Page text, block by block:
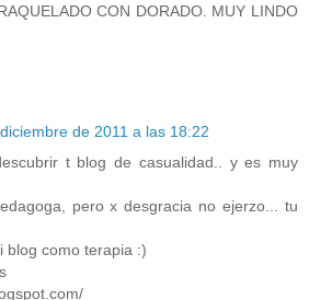
CON DORADO. MUY LINDO
de 2011 a las 18:22
t blog de casualidad.. y es muy
pero x desgracia no ejerzo... tu
blog como terapia :)